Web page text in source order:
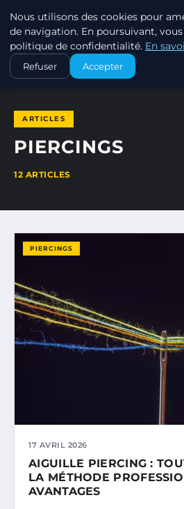
PIERCINGS ET
ACCUEIL PIERCINGS
ARTICLES
PIERCINGS
12 ARTICLES
PIERCINGS
17 AVRIL 2026
AIGUILLE PIERCING :
LA MÉTHODE
AVANTAGES
Nous utilisons des cookies pour
de navigation. En poursuivant,
politique de confidentialité. En
Refuser Accepter